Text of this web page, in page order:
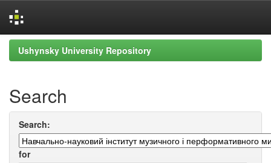
Skip
navigation
Ushynsky University Repository
Search
Search:
for